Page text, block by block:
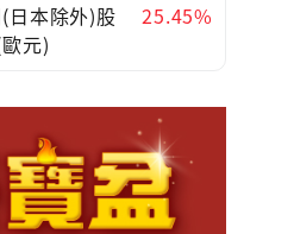
日本除外)股
元)
25.45%